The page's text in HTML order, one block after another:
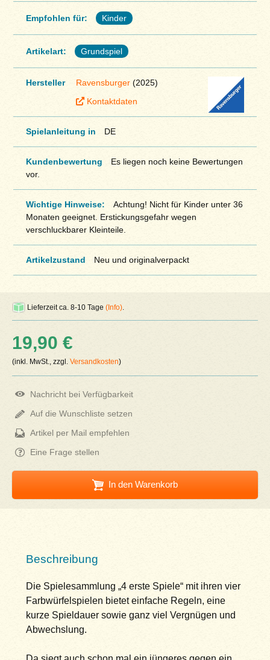
Empfohlen für: Kinder
Artikelart: Grundspiel
Hersteller Ravensburger(2025)
Kontaktdaten
Spielanleitung in DE
Kundenbewertung
Es liegen noch keine Bewertungen
vor.
Wichtige Hinweise:
Achtung! Nicht für Kinder unter 36
Monaten geeignet. Erstickungsgefahr wegen
verschluckbarer Kleinteile.
Artikelzustand Neu und originalverpackt
Lieferzeit ca. 8-10 Tage(Info).
19,90 €
(inkl. MwSt., zzgl.Versandkosten)
Nachricht bei Verfügbarkeit
Auf die Wunschliste setzen
Artikel per Mail empfehlen
Eine Frage stellen
In den Warenkorb
Beschreibung
Die Spielesammlung „4 erste Spiele“ mit ihren vier
Farbwürfelspielen bietet einfache Regeln, eine
kurze Spieldauer sowie ganz viel Vergnügen und
Abwechslung.